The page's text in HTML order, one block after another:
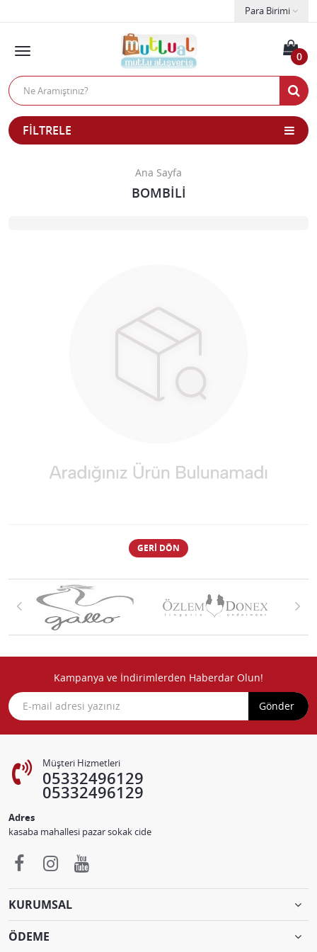
Para Birimi
0
FILTRELE
Ana Sayfa
BOMBİLİ
GERI DÖN
Kampanya ve İndirimlerden Haberdar Olun!
Gönder
Müşteri Hizmetleri
05332496129
05332496129
Adres
kasaba mahallesi pazar sokak cide
KURUMSAL
ÖDEME